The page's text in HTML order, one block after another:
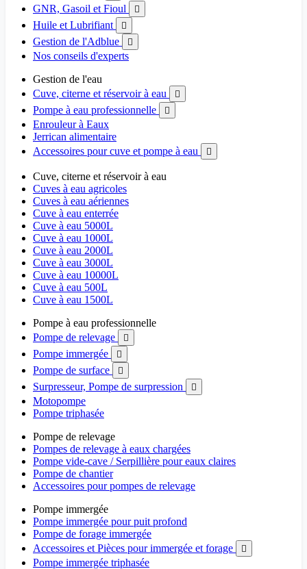
GNR, Gasoil et Fioul 
Huile et Lubrifiant 
Gestion de l'Adblue 
Nos conseils d'experts
Gestion de l'eau
Cuve, citerne et réservoir à eau

Pompe à eau professionnelle 
Enrouleur à Eaux
Jerrican alimentaire
Accessoires pour cuve et pompe à eau

Cuve, citerne et réservoir à eau
Cuves à eau agricoles
Cuves à eau aériennes
Cuve à eau enterrée
Cuve à eau 5000L
Cuve à eau 1000L
Cuve à eau 2000L
Cuve à eau 3000L
Cuve à eau 10000L
Cuve à eau 500L
Cuve à eau 1500L
Pompe à eau professionnelle
Pompe de relevage

Pompe immergée 
Pompe de surface 
Surpresseur, Pompe de surpression 
Motopompe
Pompe triphasée
Pompe de relevage
Pompes de relevage à eaux chargées
Pompe vide-cave / Serpillière pour eaux claires
Pompe de chantier
Accessoires pour pompes de relevage
Pompe immergée
Pompe immergée pour puit profond
Pompe de forage immergée
Accessoires et Pièces pour immergée et forage

Pompe immergée triphasée